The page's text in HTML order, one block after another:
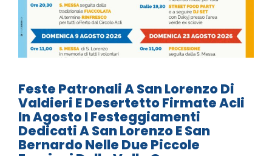
Feste Patronali A San Lorenzo Di
Valdieri E Desertetto Firmate Acli
In Agosto I Festeggiamenti
Dedicati A San Lorenzo E San
Bernardo Nelle Due Piccole